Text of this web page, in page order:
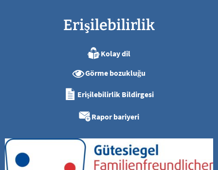
Erişilebilirlik
Kolay dil
Görme bozukluğu
Erişilebilirlik Bildirgesi
Rapor bariyeri